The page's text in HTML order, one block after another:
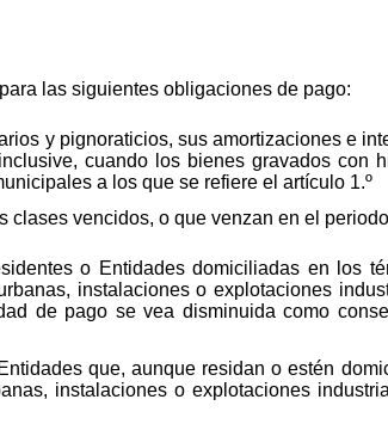
las siguientes obligaciones de pago:
y pignoraticios, sus amortizaciones e
cuando los bienes gravados con
a los que se refiere el artículo 1.º
clases vencidos, o que venzan en el
o Entidades domiciliadas en los
instalaciones o explotaciones
de pago se vea disminuida como
que, aunque residan o estén
instalaciones o explotaciones